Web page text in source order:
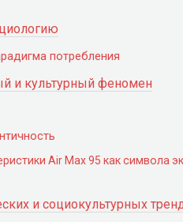
потребления
и культурный феномен
Air Max 95 как символа
и социокультурных